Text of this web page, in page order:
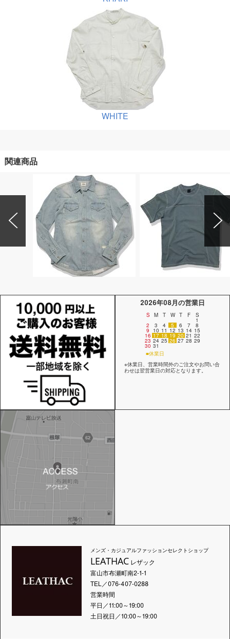
WHITE
関連商品
2026年08月の営業日
S M T W T F S
1
2 3 4 5 6 7 8
9 10 11 12 13 14 15
16 17 18 19 20 21 22
23 24 25 26 27 28 29
30 31
■休業日
※休業日、営業時間外のご注文やお問い合
わせは翌営業日の対応となります。
メンズ・カジュアルファッションセレクトショップ
LEATHACレザック
富山市布瀬町南2-1-1
TEL／076-407-0288
営業時間
平日／11:00～19:00
土日祝日／10:00～19:00